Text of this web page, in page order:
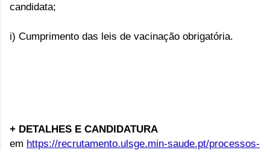
candidata;
i) Cumprimento das leis de vacinação obrigatória.
+ DETALHES E CANDIDATURA
em https://recrutamento.ulsge.min-saude.pt/processos-